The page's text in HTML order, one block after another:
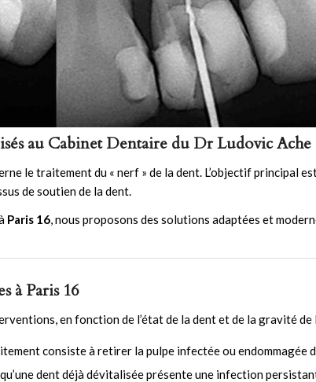
au Cabinet Dentaire du Dr Ludovic Ache
le traitement du « nerf » de la dent. L’objectif principal
de soutien de la dent.
Paris 16, nous proposons des solutions adaptées et
à Paris 16
en fonction de l’état de la dent et de la gravité de
consiste à retirer la pulpe infectée ou endommagée
dent déjà dévitalisée présente une infection